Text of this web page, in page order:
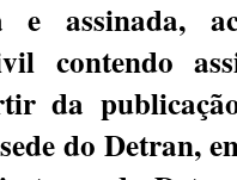
e assinada,
contendo
da
do Detran,